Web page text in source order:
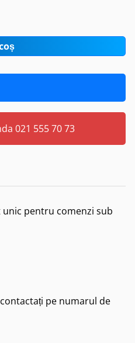
021 555 70 73
pentru comenzi sub
pe numarul de